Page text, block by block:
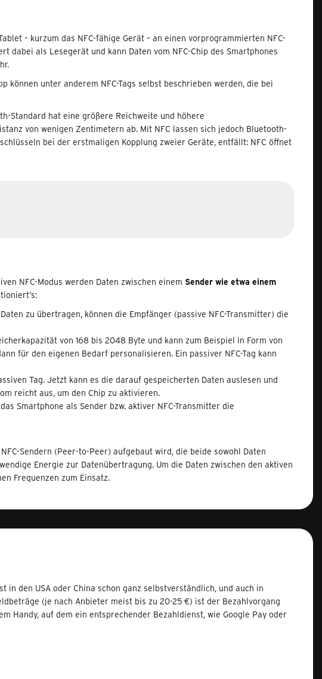
– kurzum das NFC-fähige Gerät – an einen vorprogrammierten NFC-
dabei als Lesegerät und kann Daten vom NFC-Chip des Smartphones
können unter anderem NFC-Tags selbst beschrieben werden, die bei
Standard hat eine größere Reichweite und höhere
von wenigen Zentimetern ab. Mit NFC lassen sich jedoch Bluetooth-
bei der erstmaligen Kopplung zweier Geräte, entfällt: NFC öffnet
NFC-Modus werden Daten zwischen einem Sender wie etwa einem
zu übertragen, können die Empfänger (passive NFC-Transmitter) die
von 168 bis 2048 Byte und kann zum Beispiel in Form von
für den eigenen Bedarf personalisieren. Ein passiver NFC-Tag kann
Tag. Jetzt kann es die darauf gespeicherten Daten auslesen und
reicht aus, um den Chip zu aktivieren.
Smartphone als Sender bzw. aktiver NFC-Transmitter die
Sendern (Peer-to-Peer) aufgebaut wird, die beide sowohl Daten
Energie zur Datenübertragung. Um die Daten zwischen den aktiven
Frequenzen zum Einsatz.
in den USA oder China schon ganz selbstverständlich, und auch in
(je nach Anbieter meist bis zu 20-25 €) ist der Bezahlvorgang
Handy, auf dem ein entsprechender Bezahldienst, wie Google Pay oder